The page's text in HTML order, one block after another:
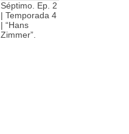
Séptimo. Ep. 2
| Temporada 4
| “Hans
Zimmer”.